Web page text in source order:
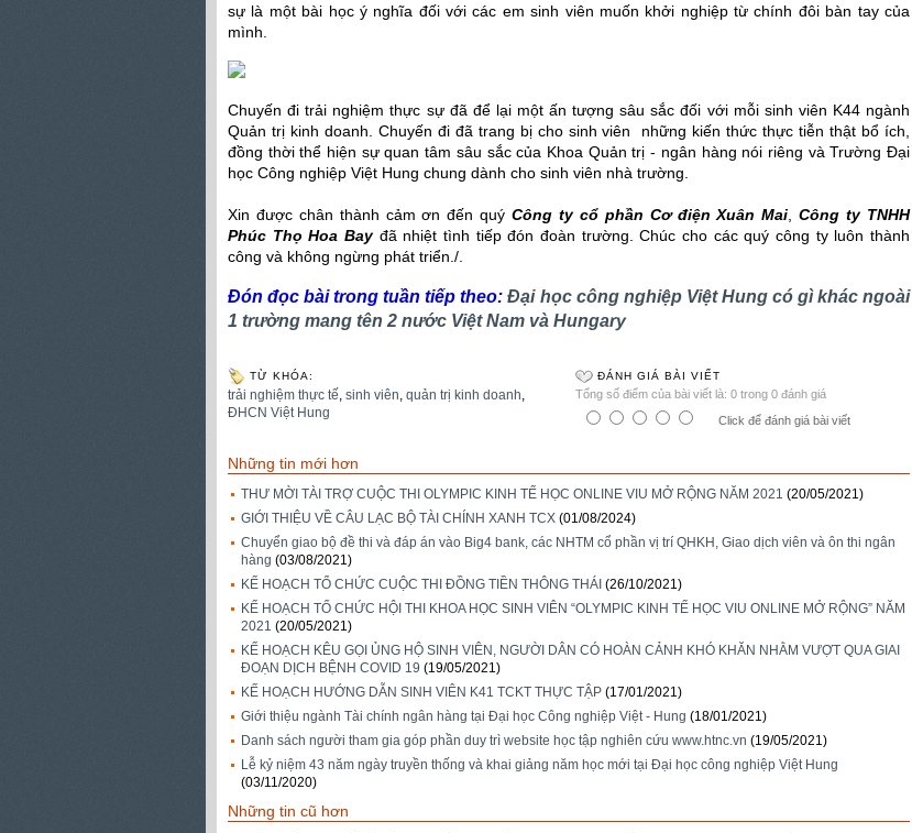
sự là một bài học ý nghĩa đối với các em sinh viên muốn khởi nghiệp từ chính đôi bàn tay của
mình.
Chuyến đi trải nghiệm thực sự đã để lại một ấn tượng sâu sắc đối với mỗi sinh viên K44 ngành
Quản trị kinh doanh. Chuyến đi đã trang bị cho sinh viên những kiến thức thực tiễn thật bổ ích,
đồng thời thể hiện sự quan tâm sâu sắc của Khoa Quản trị - ngân hàng nói riêng và Trường Đại
học Công nghiệp Việt Hung chung dành cho sinh viên nhà trường.
Xin được chân thành cảm ơn đến quýCông ty cổ phần Cơ điện Xuân Mai ,Công ty TNHH
Phúc Thọ Hoa Bayđã nhiệt tình tiếp đón đoàn trường. Chúc cho các quý công ty luôn thành
công và không ngừng phát triển./.
Đón đọc bài trong tuần tiếp theo:Đại học công nghiệp Việt Hung có gì khác ngoài
1 trường mang tên 2 nước Việt Nam và Hungary
TỪ KHÓA:
trải nghiệm thực tế, sinh viên, quản trị kinh doanh,
ĐHCN Việt Hung
ĐÁNH GIÁ BÀI VIẾT
Tổng số điểm của bài viết là: 0 trong 0 đánh giá
Click để đánh giá bài viết
Những tin mới hơn
​THƯ MỜI TÀI TRỢ CUỘC THI OLYMPIC KINH TẾ HỌC ONLINE VIU MỞ RỘNG NĂM 2021 (20/05/2021)
GIỚI THIỆU VỀ CÂU LẠC BỘ TÀI CHÍNH XANH TCX (01/08/2024)
Chuyển giao bộ đề thi và đáp án vào Big4 bank, các NHTM cổ phần vị trí QHKH, Giao dịch viên và ôn thi ngân
hàng (03/08/2021)
KẾ HOẠCH TỔ CHỨC CUỘC THI ĐỒNG TIỀN THÔNG THÁI (26/10/2021)
KẾ HOẠCH TỔ CHỨC HỘI THI KHOA HỌC SINH VIÊN “OLYMPIC KINH TẾ HỌC VIU ONLINE MỞ RỘNG” NĂM
2021 (20/05/2021)
KẾ HOẠCH KÊU GỌI ỦNG HỘ SINH VIÊN, NGƯỜI DÂN CÓ HOÀN CẢNH KHÓ KHĂN NHẰM VƯỢT QUA GIAI
ĐOẠN DỊCH BỆNH COVID 19 (19/05/2021)
KẾ HOẠCH HƯỚNG DẪN SINH VIÊN K41 TCKT THỰC TẬP (17/01/2021)
Giới thiệu ngành Tài chính ngân hàng tại Đại học Công nghiệp Việt - Hung (18/01/2021)
Danh sách người tham gia góp phần duy trì website học tập nghiên cứu www.htnc.vn (19/05/2021)
Lễ kỷ niệm 43 năm ngày truyền thống và khai giảng năm học mới tại Đại học công nghiệp Việt Hung
(03/11/2020)
Những tin cũ hơn